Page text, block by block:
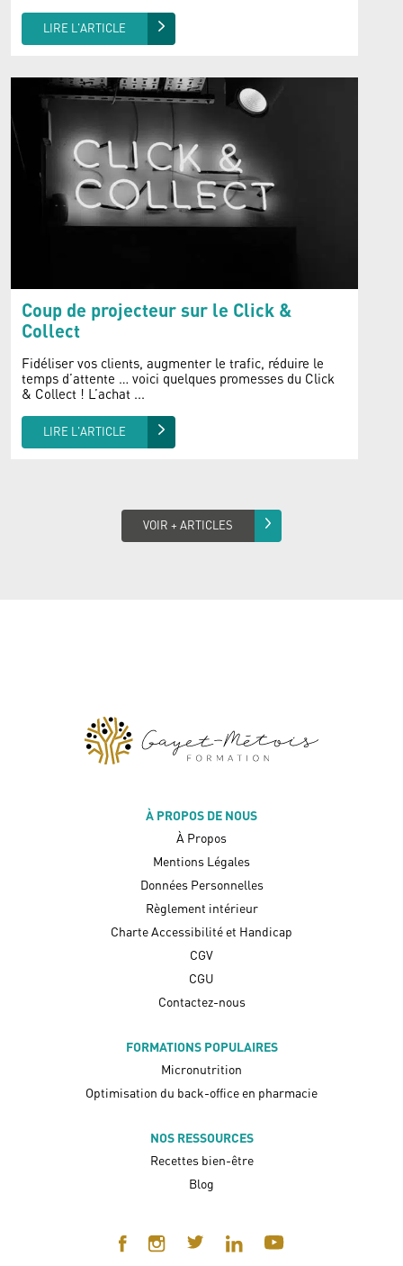
LIRE L'ARTICLE
Coup de projecteur sur le Click &
Collect
Fidéliser vos clients, augmenter le trafic, réduire le
temps d’attente … voici quelques promesses du Click
& Collect ! L’achat ...
LIRE L'ARTICLE
VOIR + ARTICLES
À PROPOS DE NOUS
À Propos
Mentions Légales
Données Personnelles
Règlement intérieur
Charte Accessibilité et Handicap
CGV
CGU
Contactez-nous
FORMATIONS POPULAIRES
Micronutrition
Optimisation du back-office en pharmacie
NOS RESSOURCES
Recettes bien-être
Blog